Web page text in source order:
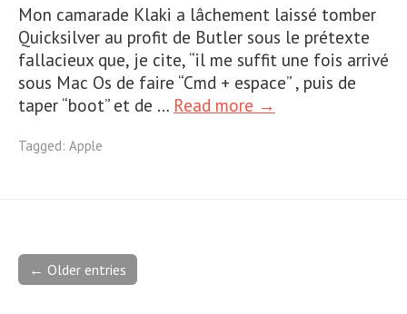
Mon camarade Klaki a lâchement laissé tomber
Quicksilver au profit de Butler sous le prétexte
fallacieux que, je cite, “il me suffit une fois arrivé
sous Mac Os de faire “Cmd + espace” , puis de
taper “boot” et de … Read more →
Tagged: Apple
← Older entries